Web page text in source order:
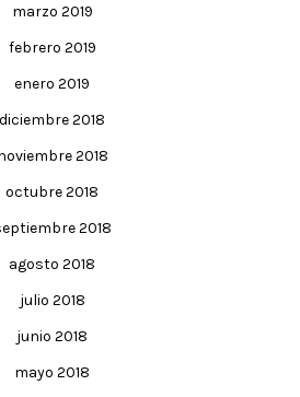
marzo 2019
febrero 2019
enero 2019
diciembre 2018
2018
octubre 2018
2018
agosto 2018
julio 2018
junio 2018
mayo 2018